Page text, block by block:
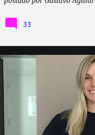
33
ALEKSANDRA WANCZYK